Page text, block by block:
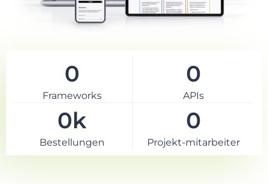
f
Frameworks
0
APIs
0
Bestellungen
0k
Projekt-mitarbeiter
0